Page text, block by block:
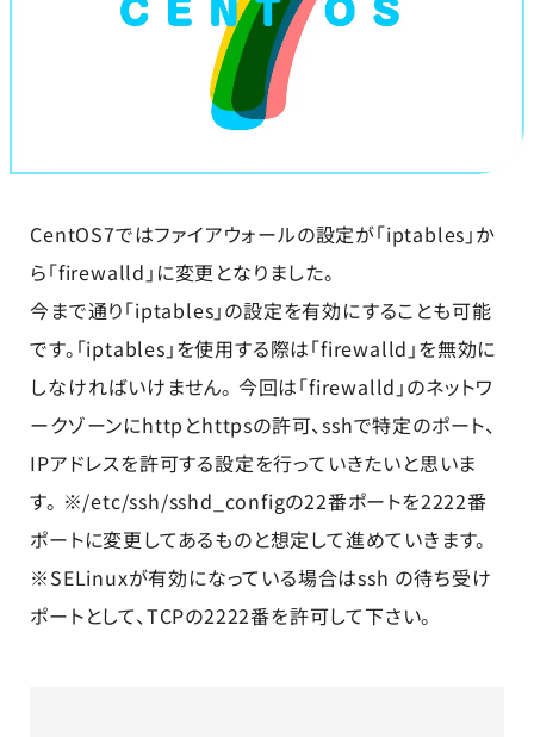
CentOS7ではファイアウォールの設定が「iptables」か
ら「firewalld」に変更となりました。
今まで通り「iptables」の設定を有効にすることも可能
です。「iptables」を使用する際は「firewalld」を無効に
しなければいけません。 今回は「firewalld」のネットワ
ークゾーンにhttpとhttpsの許可、sshで特定のポート、
IPアドレスを許可する設定を行っていきたいと思いま
す。 ※/etc/ssh/sshd_configの22番ポートを2222番
ポートに変更してあるものと想定して進めていきます。
※SELinuxが有効になっている場合はssh の待ち受け
ポートとして、TCPの2222番を許可して下さい。